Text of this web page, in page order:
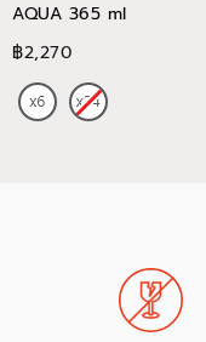
AQUA 365 ml
฿2,270